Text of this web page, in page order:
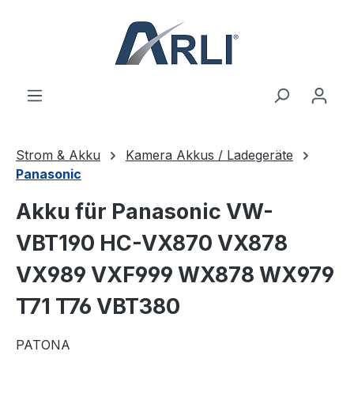
Strom & Akku
Kamera Akkus / Ladegeräte
Panasonic
Akku für Panasonic VW-
VBT190 HC-VX870 VX878
VX989 VXF999 WX878 WX979
T71 T76 VBT380
PATONA